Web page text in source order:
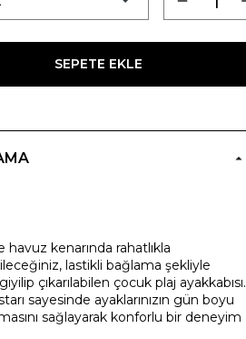
SEPETE EKLE
havuz kenarında rahatlıkla
lastikli bağlama şekliyle
çıkarılabilen çocuk plaj ayakkabısı.
sayesinde ayaklarınızın gün boyu
sağlayarak konforlu bir deneyim